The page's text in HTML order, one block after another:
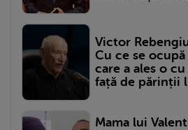
Victor
Cu ce se
care a ales o
față de părinții
Mama lui